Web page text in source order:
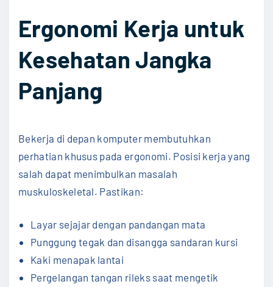
Ergonomi Kerja untuk
Kesehatan Jangka
Panjang
Bekerja di depan komputer membutuhkan
perhatian khusus pada ergonomi. Posisi kerja yang
salah dapat menimbulkan masalah
muskuloskeletal. Pastikan:
Layar sejajar dengan pandangan mata
Punggung tegak dan disangga sandaran kursi
Kaki menapak lantai
Pergelangan tangan rileks saat mengetik